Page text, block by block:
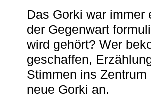
Das Gorki war immer
der Gegenwart
wird gehört? Wer
geschaffen,
Stimmen ins
neue Gorki an.